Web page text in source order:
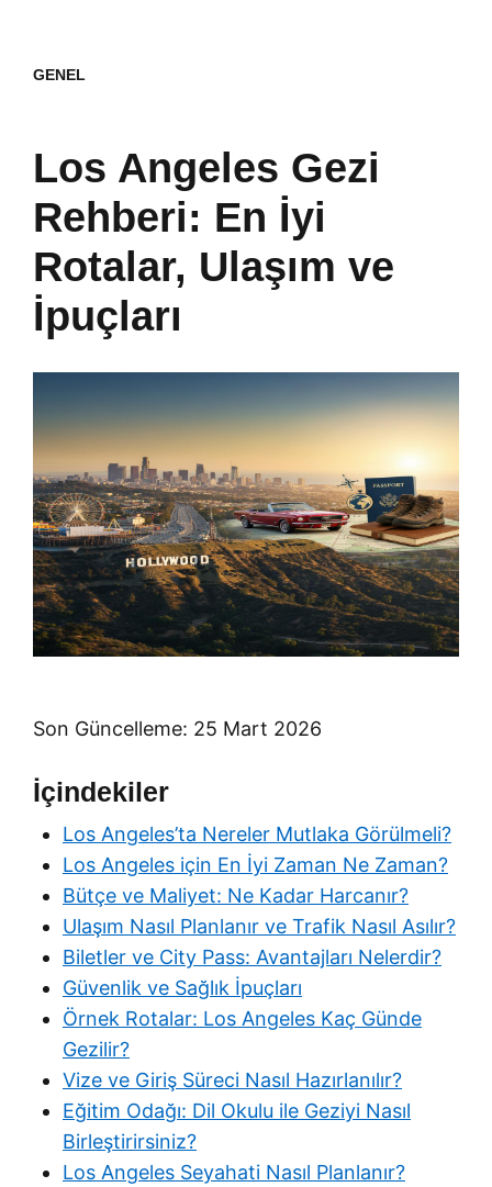
GENEL
Los Angeles Gezi
Rehberi: En İyi
Rotalar, Ulaşım ve
İpuçları
Son Güncelleme: 25 Mart 2026
İçindekiler
Los Angeles’ta Nereler Mutlaka Görülmeli?
Los Angeles için En İyi Zaman Ne Zaman?
Bütçe ve Maliyet: Ne Kadar Harcanır?
Ulaşım Nasıl Planlanır ve Trafik Nasıl Asılır?
Biletler ve City Pass: Avantajları Nelerdir?
Güvenlik ve Sağlık İpuçları
Örnek Rotalar: Los Angeles Kaç Günde
Gezilir?
Vize ve Giriş Süreci Nasıl Hazırlanılır?
Eğitim Odağı: Dil Okulu ile Geziyi Nasıl
Birleştirirsiniz?
Los Angeles Seyahati Nasıl Planlanır?